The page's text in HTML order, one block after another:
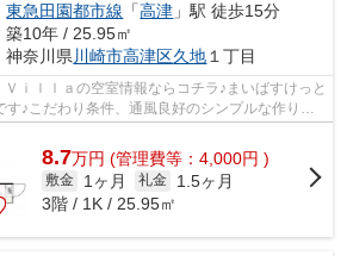
東急田園都市線 「高津 」駅 徒歩15分
築10年 / 25.95㎡
神奈川県 川崎市高津区久地 １丁目
ｉｌｌａの空室情報ならコチラ♪まいばすけっと
す♪こだわり条件、通風良好のシンプルな作りの
8.7万円 (管理費等：4,000円 )
敷金 1ヶ月 礼金
1.5ヶ月
3階 / 1K / 25.95㎡